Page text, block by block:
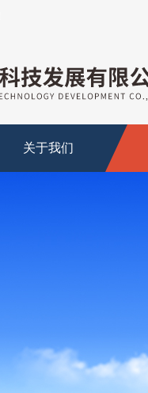
关于我们